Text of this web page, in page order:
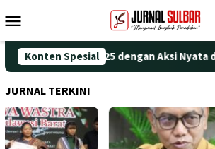
ke
Mobile
Konten Spesial
HUT ke-25 dengan Aksi Nyata di
JURNAL TERKINI